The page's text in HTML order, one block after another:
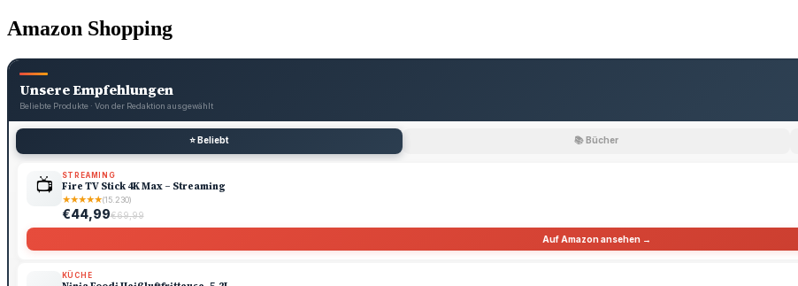
Amazon Shopping
Unsere Empfehlungen
Beliebte Produkte · Von der Redaktion ausgewählt
⭐ Beliebt 📚 Bücher
📺 STREAMING
Fire TV Stick 4K Max – Streaming
★★★★★(15.230)
€44,99€69,99
Auf Amazon ansehen →
KÜCHE